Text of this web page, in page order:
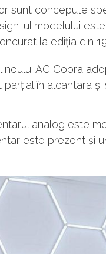
sunt concepute
ul modelului
la ediția din
noului AC Cobra
parțial în alcantara
analog este
este prezent și